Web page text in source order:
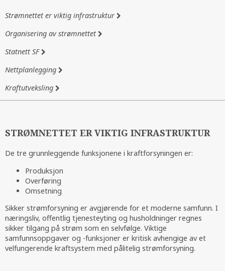
Strømnettet er viktig infrastruktur
Organisering av strømnettet
Statnett SF
Nettplanlegging
Kraftutveksling
STRØMNETTET ER VIKTIG INFRASTRUKTUR
De tre grunnleggende funksjonene i kraftforsyningen er:
Produksjon
Overføring
Omsetning
Sikker strømforsyning er avgjørende for et moderne samfunn. I
næringsliv, offentlig tjenesteyting og husholdninger regnes
sikker tilgang på strøm som en selvfølge. Viktige
samfunnsoppgaver og -funksjoner er kritisk avhengige av et
velfungerende kraftsystem med pålitelig strømforsyning.